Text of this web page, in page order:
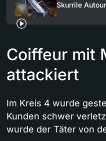
Skurrile
Coiffeur mit
attackiert
Im Kreis 4 wurde
Kunden schwer
wurde der Täter von